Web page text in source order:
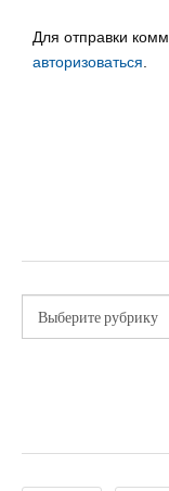
Для отправки
авторизоваться